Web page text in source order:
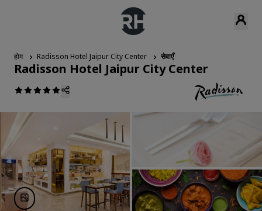
होम Radisson Hotel Jaipur City Center सेवाएँ
Radisson Hotel Jaipur City Center